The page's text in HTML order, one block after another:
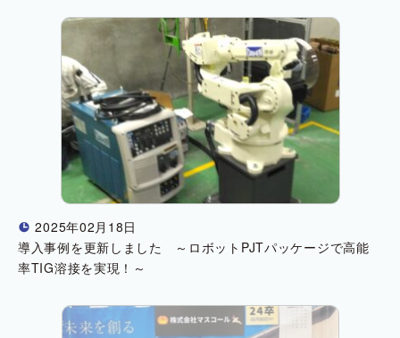
! 2025年02月18日
導入事例を更新しました ～ロボットPJTパッケージで高能
率TIG溶接を実現！～